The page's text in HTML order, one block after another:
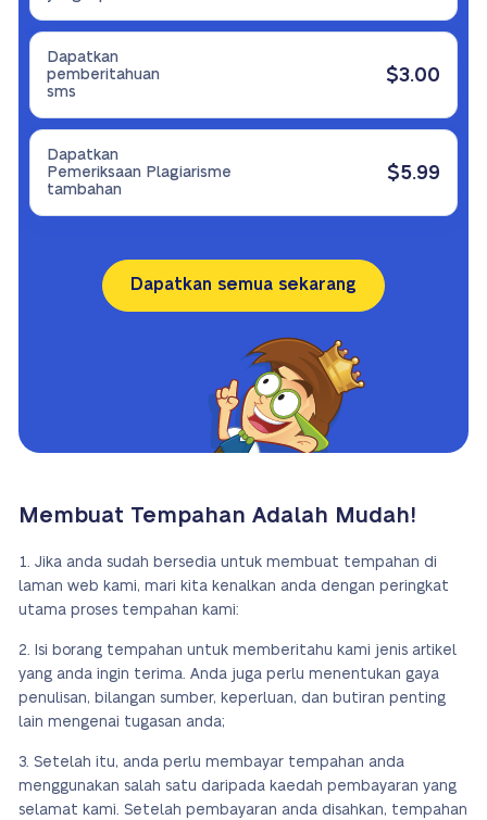
Dapatkan
pemberitahuan
sms
$3.00
Dapatkan
Pemeriksaan Plagiarisme
tambahan
$5.99
Dapatkan semua sekarang
Membuat Tempahan Adalah Mudah!
Jika anda sudah bersedia untuk membuat tempahan di
laman web kami, mari kita kenalkan anda dengan peringkat
utama proses tempahan kami:
Isi borang tempahan untuk memberitahu kami jenis artikel
yang anda ingin terima. Anda juga perlu menentukan gaya
penulisan, bilangan sumber, keperluan, dan butiran penting
lain mengenai tugasan anda;
Setelah itu, anda perlu membayar tempahan anda
menggunakan salah satu daripada kaedah pembayaran yang
selamat kami. Setelah pembayaran anda disahkan, tempahan